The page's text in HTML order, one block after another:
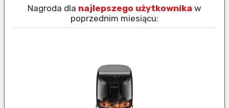
Nagroda dla najlepszego użytkownika w
poprzednim miesiącu: